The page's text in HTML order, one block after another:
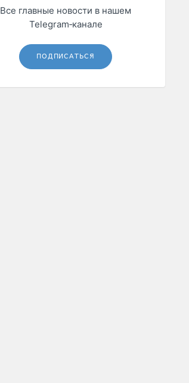
Все главные новости в нашем
Telegram‑канале
ПОДПИСАТЬСЯ